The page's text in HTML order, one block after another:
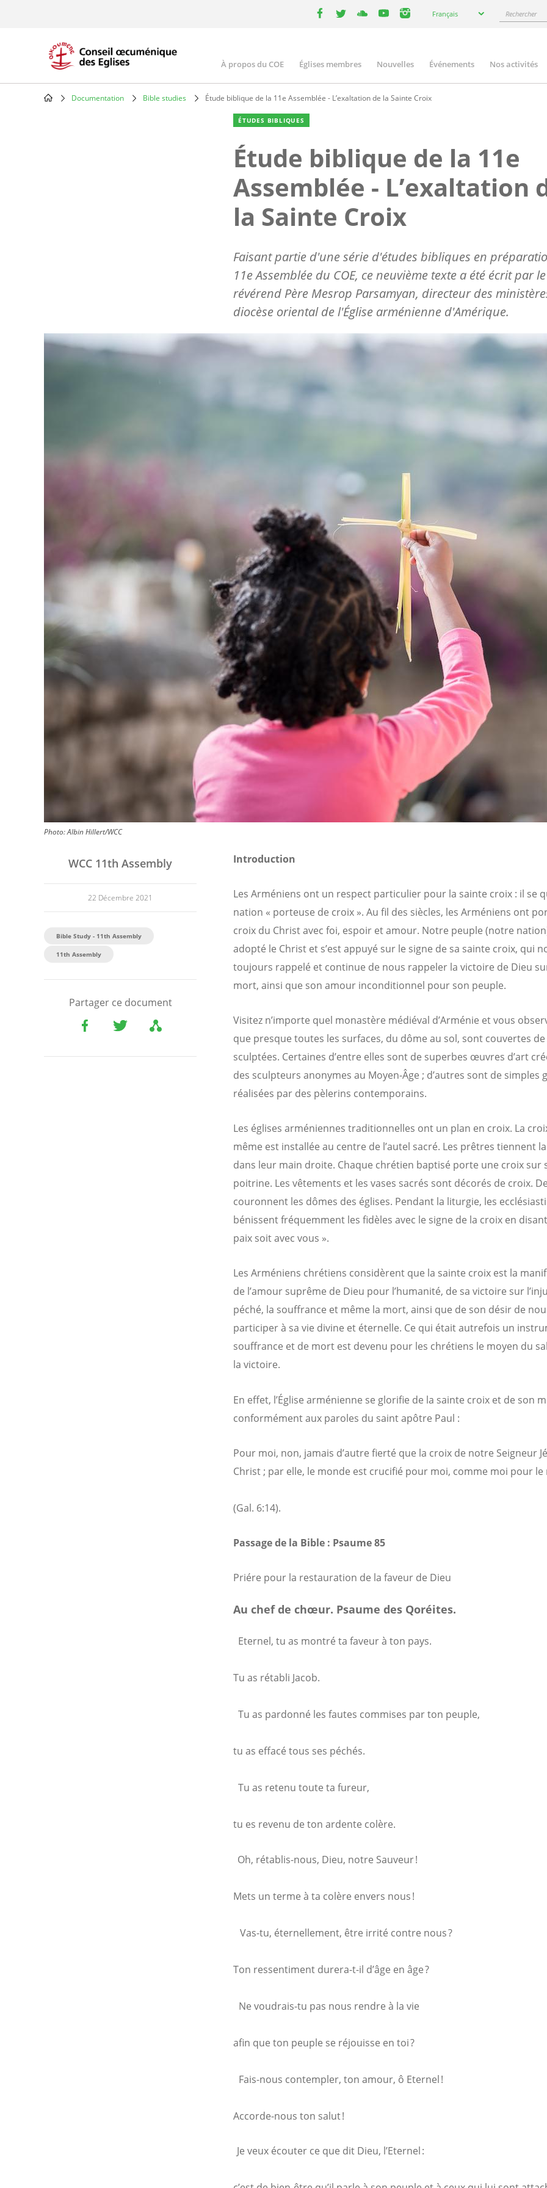
your
Français Rechercher
Main
navigation
À propos du COE Églises membres Nouvelles Événements Nos activités
Documentation Bible studies Étude biblique de la 11e Assemblée - L’exaltation de la Sainte Croix
ÉTUDES BIBLIQUES
Étude biblique de la 11e
Assemblée - L’exaltation
la Sainte Croix
Faisant partie d'une série d'études bibliques en
11e Assemblée du COE, ce neuvième texte a été écrit par le
révérend Père Mesrop Parsamyan, directeur des
diocèse oriental de l'Église arménienne d'Amérique.
Image
Photo:Albin Hillert/WCC
WCC 11th Assembly
22 Décembre 2021
Bible Study - 11th Assembly
11th Assembly
Partager ce document
Introduction
Les Arméniens ont un respect particulier pour la sainte croix : il se
nation « porteuse de croix ». Au fil des siècles, les Arméniens ont
croix du Christ avec foi, espoir et amour. Notre peuple (notre
adopté le Christ et s’est appuyé sur le signe de sa sainte croix, qui
toujours rappelé et continue de nous rappeler la victoire de Dieu
mort, ainsi que son amour inconditionnel pour son peuple.
Visitez n’importe quel monastère médiéval d’Arménie et vous
que presque toutes les surfaces, du dôme au sol, sont couvertes
sculptées. Certaines d’entre elles sont de superbes œuvres d’art
des sculpteurs anonymes au Moyen-Âge ; d’autres sont de simples
réalisées par des pèlerins contemporains.
Les églises arméniennes traditionnelles ont un plan en croix. La
même est installée au centre de l’autel sacré. Les prêtres tiennent
dans leur main droite. Chaque chrétien baptisé porte une croix sur
poitrine. Les vêtements et les vases sacrés sont décorés de croix.
couronnent les dômes des églises. Pendant la liturgie, les
bénissent fréquemment les fidèles avec le signe de la croix en
paix soit avec vous ».
Les Arméniens chrétiens considèrent que la sainte croix est la
de l’amour suprême de Dieu pour l’humanité, de sa victoire sur
péché, la souffrance et même la mort, ainsi que de son désir de
participer à sa vie divine et éternelle. Ce qui était autrefois un
souffrance et de mort est devenu pour les chrétiens le moyen du
la victoire.
En effet, l’Église arménienne se glorifie de la sainte croix et de son
conformément aux paroles du saint apôtre Paul :
Pour moi, non, jamais d’autre fierté que la croix de notre Seigneur
Christ ; par elle, le monde est crucifié pour moi, comme moi pour le
(Gal. 6:14).
Passage de la Bible : Psaume 85
Priére pour la restauration de la faveur de Dieu
Au chef de chœur. Psaume des Qoréites.
Eternel, tu as montré ta faveur à ton pays.
Tu as rétabli Jacob.
Tu as pardonné les fautes commises par ton peuple,
tu as effacé tous ses péchés.
Tu as retenu toute ta fureur,
tu es revenu de ton ardente colère.
Oh, rétablis-nous, Dieu, notre Sauveur !
Mets un terme à ta colère envers nous !
Vas-tu, éternellement, être irrité contre nous ?
Ton ressentiment durera-t-il d’âge en âge ?
Ne voudrais-tu pas nous rendre à la vie
afin que ton peuple se réjouisse en toi ?
Fais-nous contempler, ton amour, ô Eternel !
Accorde-nous ton salut !
Je veux écouter ce que dit Dieu, l’Eternel :